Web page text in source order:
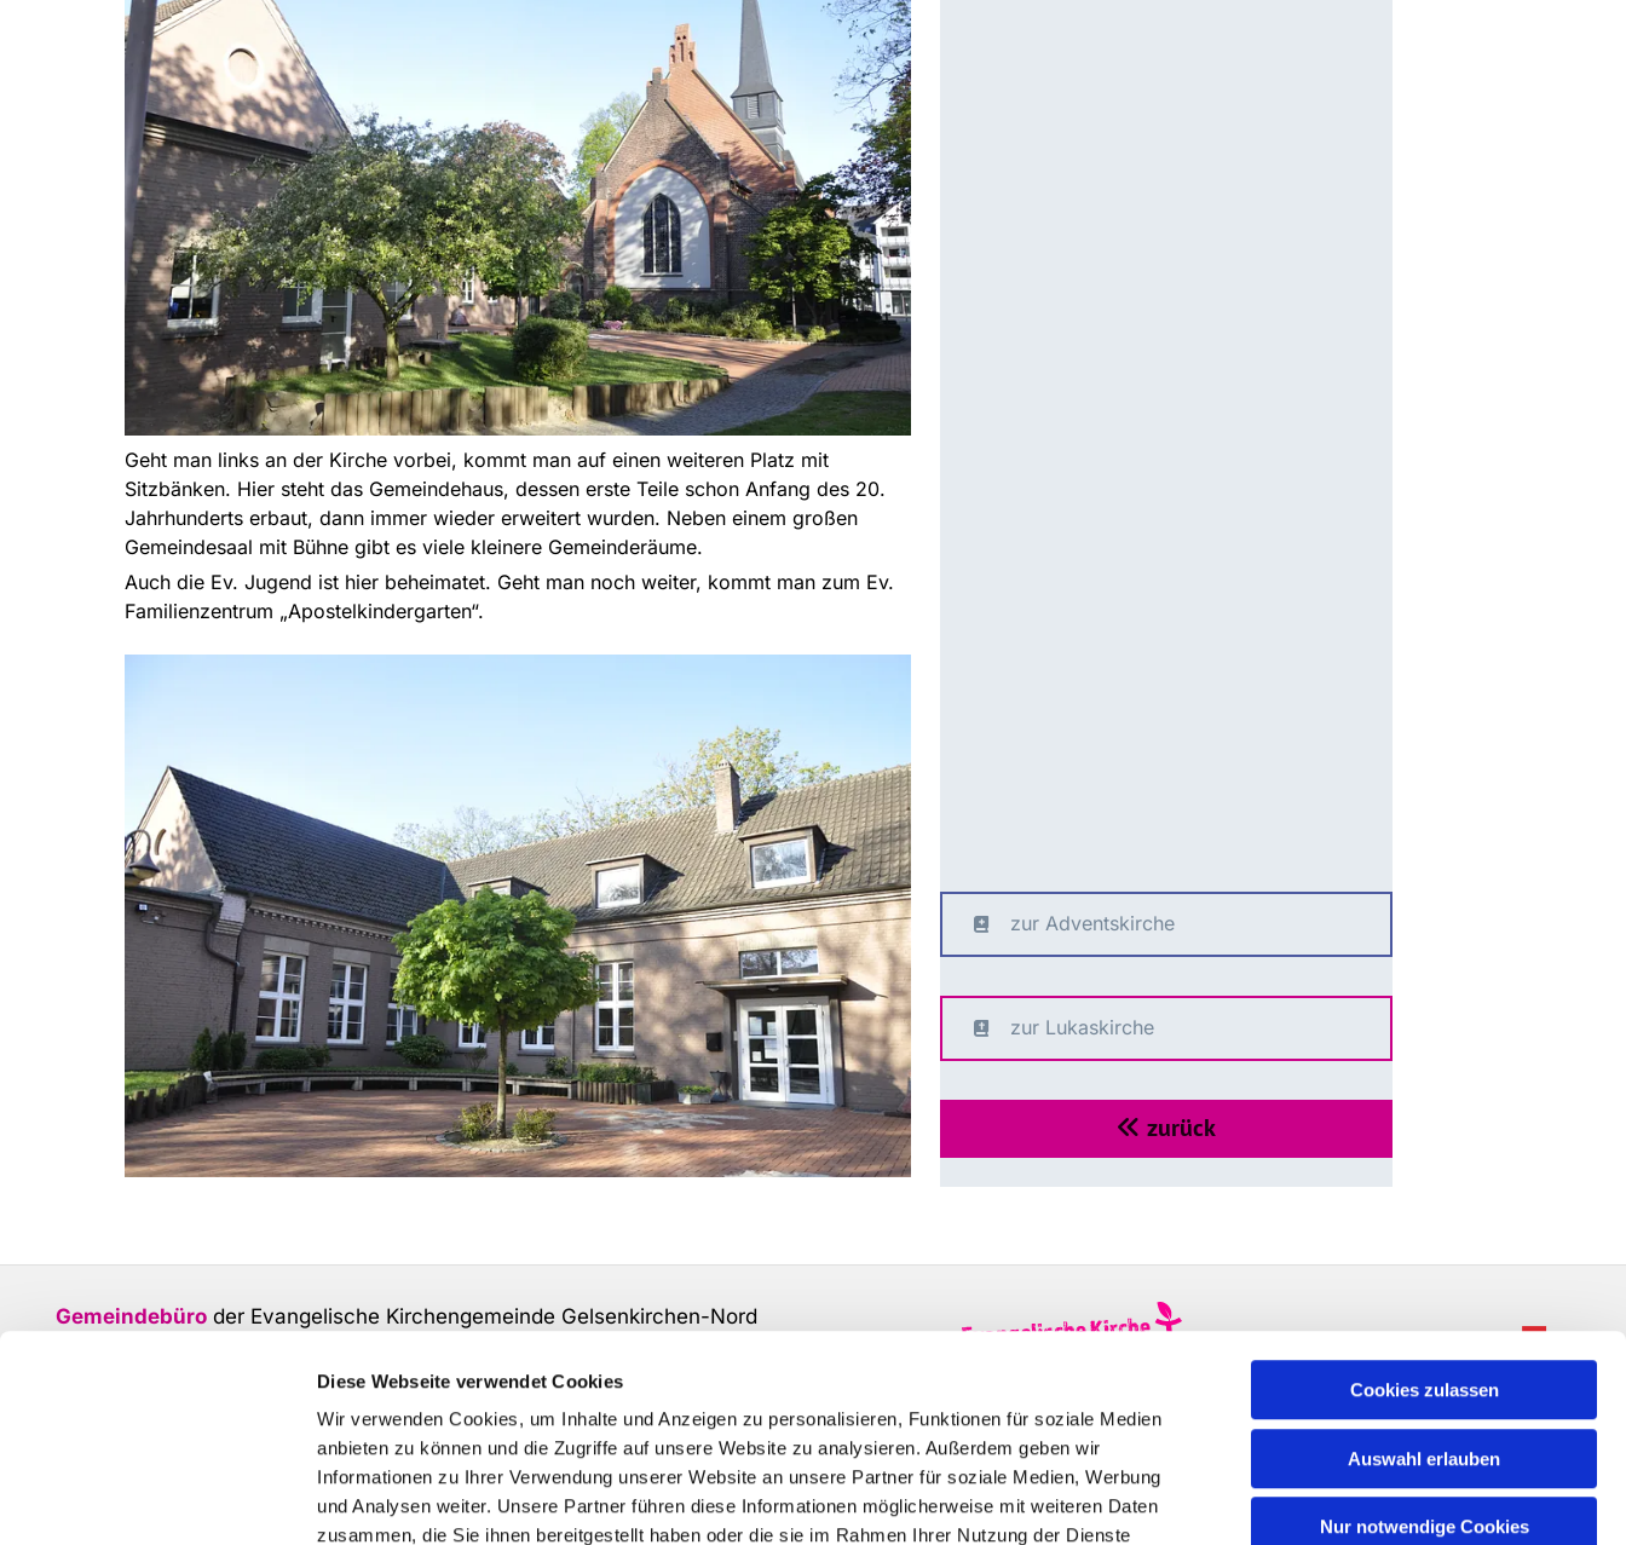
Diese Webseite verwendet Cookies
Wir verwenden Cookies, um Inhalte und Anzeigen zu personalisieren, Funktionen für soziale Medien
anbieten zu können und die Zugriffe auf unsere Website zu analysieren. Außerdem geben wir
Informationen zu Ihrer Verwendung unserer Website an unsere Partner für soziale Medien, Werbung
und Analysen weiter. Unsere Partner führen diese Informationen möglicherweise mit weiteren Daten
zusammen, die Sie ihnen bereitgestellt haben oder die sie im Rahmen Ihrer Nutzung der Dienste
Cookies zulassen
Auswahl erlauben
Nur notwendige Cookies
Geht man links an der Kirche vorbei, kommt man auf einen weiteren Platz mit
Sitzbänken. Hier steht das Gemeindehaus, dessen erste Teile schon Anfang des 20.
Jahrhunderts erbaut, dann immer wieder erweitert wurden. Neben einem großen
Gemeindesaal mit Bühne gibt es viele kleinere Gemeinderäume.
Auch die Ev. Jugend ist hier beheimatet. Geht man noch weiter, kommt man zum Ev.
Familienzentrum „Apostelkindergarten“.
zur Adventskirche
zur Lukaskirche
 zurück
Gemeindebüro der Evangelische Kirchengemeinde Gelsenkirchen-Nord
ge.wat-kg-gelsenkirchen-nord@ekvw.de
Dienstag 9 - 13 Uhr, Donnerstag 12 - 17 Uhr
www.evangelisch-ge-nord.de